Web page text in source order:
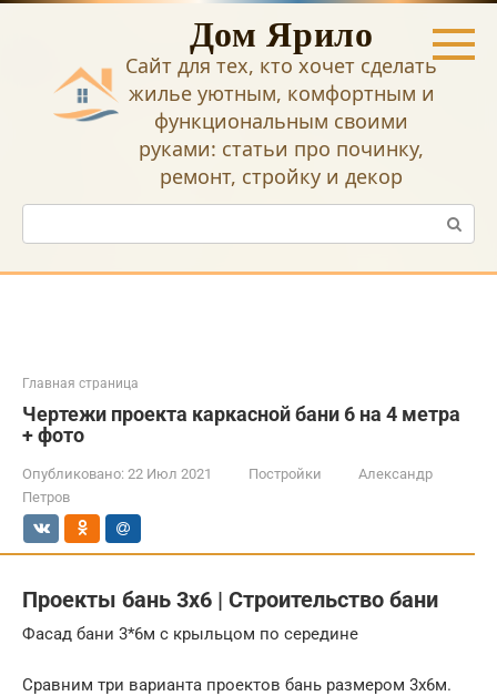
Перейти
Дом Ярило
Сайт для тех, кто хочет сделать
жилье уютным, комфортным и
функциональным своими
руками: статьи про починку,
ремонт, стройку и декор
Поиск:
Главная страница
Чертежи проекта каркасной бани 6 на 4 метра
+ фото
Опубликовано: 22 Июл 2021 Постройки
Александр
Петров
Проекты бань 3х6 | Строительство бани
Фасад бани 3*6м с крыльцом по середине
Сравним три варианта проектов бань размером 3х6м.